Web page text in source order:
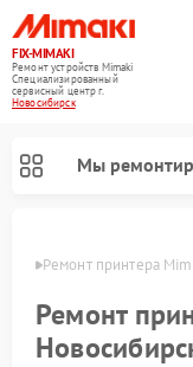
FIX-MIMAKI
Ремонт устройств Mimaki
Специализированный
cервисный центр г.
Новосибирск
Мы
Ремонт принтера
Ремонт